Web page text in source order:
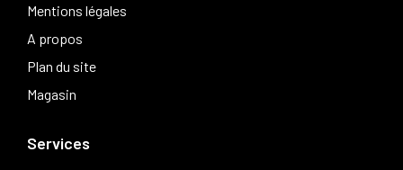
Mentions légales
A propos
Plan du site
Magasin
Services